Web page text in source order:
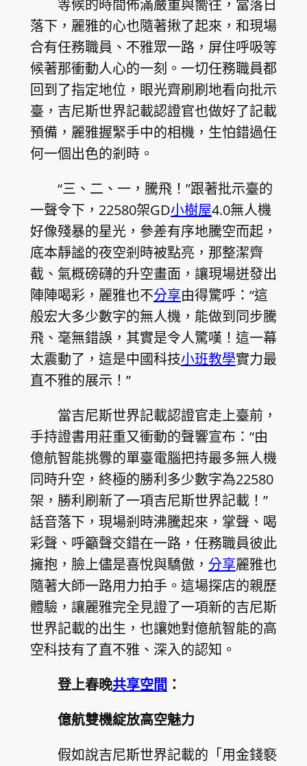
等候的時間佈滿嚴重與嚮往，當落日
落下，麗雅的心也隨著揪了起來，和現場
合有任務職員、不雅眾一路，屏住呼吸等
候著那衝動人心的一刻。一切任務職員都
回到了指定地位，眼光齊刷刷地看向批示
臺，吉尼斯世界記載認證官也做好了記載
預備，麗雅握緊手中的相機，生怕錯過任
何一個出色的剎時。
“三、二、一，騰飛！”跟著批示臺的
一聲令下，22580架GD小樹屋4.0無人機
好像殘暴的星光，參差有序地騰空而起，
底本靜謐的夜空剎時被點亮，那整潔齊
截、氣概磅礴的升空畫面，讓現場迸發出
陣陣喝彩，麗雅也不分享由得驚呼：“這
般宏大多少數字的無人機，能做到同步騰
飛、毫無錯誤，其實是令人驚嘆！這一幕
太震動了，這是中國科技小班教學實力最
直不雅的展示！”
當吉尼斯世界記載認證官走上臺前，
手持證書用莊重又衝動的聲響宣布：“由
億航智能挑釁的單臺電腦把持最多無人機
同時升空，終極的勝利多少數字為22580
架，勝利刷新了一項吉尼斯世界記載！”
話音落下，現場剎時沸騰起來，掌聲、喝
彩聲、呼籲聲交錯在一路，任務職員彼此
擁抱，臉上儘是喜悅與驕傲， 分享麗雅也
隨著大師一路用力拍手。這場探店的親歷
體驗，讓麗雅完全見證了一項新的吉尼斯
世界記載的出生，也讓她對億航智能的高
空科技有了直不雅、深入的認知。
登上春晚共享空間 ：
億航雙機綻放高空魅力
假如說吉尼斯世界記載的「用金錢褻